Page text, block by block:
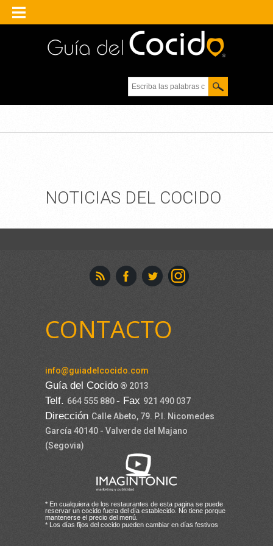
Escriba las palabras
clave.
NOTICIAS DEL COCIDO
CONTACTO
info@guiadelcocido.com
Guía del Cocido ® 2013
Telf. 664 555 880- Fax 921 490 037
Dirección Calle Abeto, 79. P.I. Nicomedes
García 40140 - Valverde del Majano
(Segovia)
* En cualquiera de los restaurantes de esta pagina se puede
reservar un cocido fuera del día establecido. No tiene porque
mantenerse el precio del menú.
* Los días fijos del cocido pueden cambiar en días festivos